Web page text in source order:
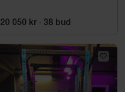
20 050 kr · 38 bud